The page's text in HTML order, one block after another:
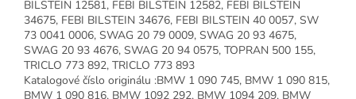
BILSTEIN 12581, FEBI BILSTEIN 12582, FEBI BILSTEIN
34675, FEBI BILSTEIN 34676, FEBI BILSTEIN 40 0057, SW
73 0041 0006, SWAG 20 79 0009, SWAG 20 93 4675,
SWAG 20 93 4676, SWAG 20 94 0575, TOPRAN 500 155,
TRICLO 773 892, TRICLO 773 893
Katalogové číslo originálu :BMW 1 090 745, BMW 1 090 815,
BMW 1 090 816, BMW 1092 292, BMW 1094 209, BMW